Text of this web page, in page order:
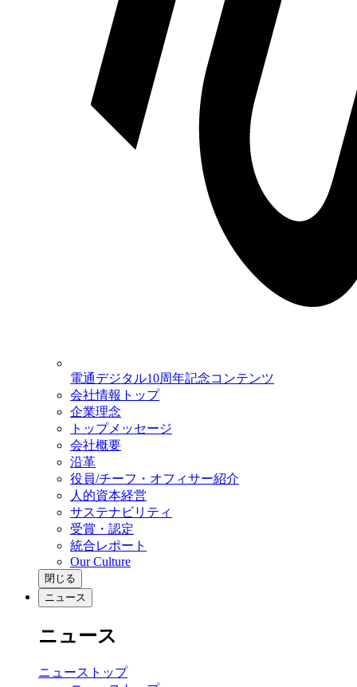
電通デジタル10周年記念コンテンツ
会社情報トップ
企業理念
トップメッセージ
会社概要
沿革
役員/チーフ・オフィサー紹介
人的資本経営
サステナビリティ
受賞・認定
統合レポート
Our Culture
閉じる
ニュース
ニュース
ニューストップ